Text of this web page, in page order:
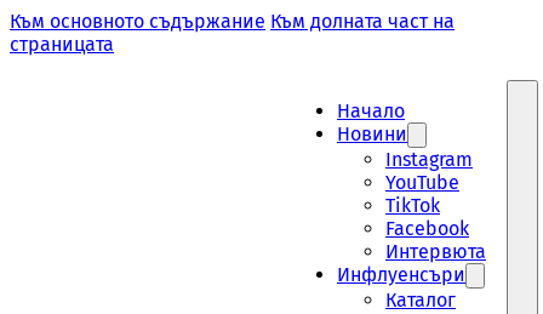
Към основното съдържание Към долната част на
страницата
Начало
Новини
Instagram
YouTube
TikTok
Facebook
Интервюта
Инфлуенсъри
Каталог